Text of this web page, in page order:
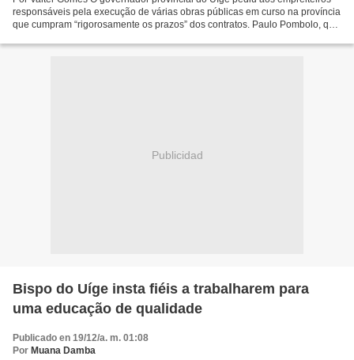
responsáveis pela execução de várias obras públicas em curso na província
que cumpram “rigorosamente os prazos” dos contratos. Paulo Pombolo, que
Publicidad
Bispo do Uíge insta fiéis a trabalharem para
uma educação de qualidade
Publicado en 19/12/a. m. 01:08
Por Muana Damba